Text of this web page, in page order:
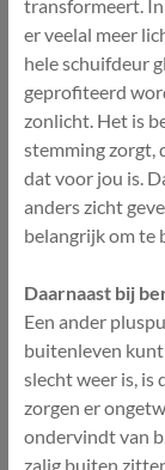
transformeert. In
er veelal meer
hele schuifdeur
geprofiteerd
zonlicht. Het is
stemming zorgt,
dat voor jou is.
anders zicht
belangrijk om te
Daarnaast bij
Een ander
buitenleven
slecht weer is, is
zorgen er
ondervindt van
zalig buiten